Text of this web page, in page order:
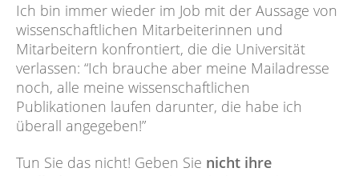
Ich bin immer wieder im Job mit der Aussage von
wissenschaftlichen Mitarbeiterinnen und
Mitarbeitern konfrontiert, die die Universität
verlassen: “Ich brauche aber meine Mailadresse
noch, alle meine wissenschaftlichen
Publikationen laufen darunter, die habe ich
überall angegeben!”
Tun Sie das nicht! Geben Sie nicht ihre